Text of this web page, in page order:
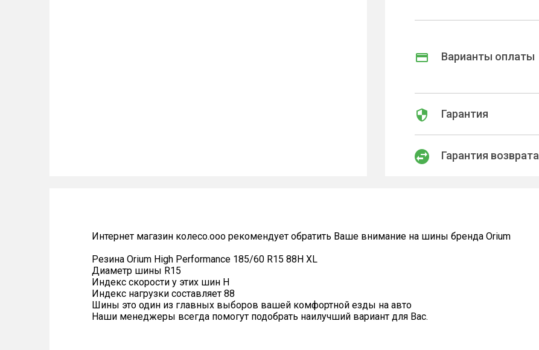
Варианты оплаты
Гарантия
Гарантия возврата
Интернет магазин колесо.ооо рекомендует обратить Ваше внимание на шины бренда Orium
Резина Orium High Performance 185/60 R15 88H XL
Диаметр шины R15
Индекс скорости у этих шин H
Индекс нагрузки составляет 88
Шины это один из главных выборов вашей комфортной езды на авто
Наши менеджеры всегда помогут подобрать наилучший вариант для Вас.